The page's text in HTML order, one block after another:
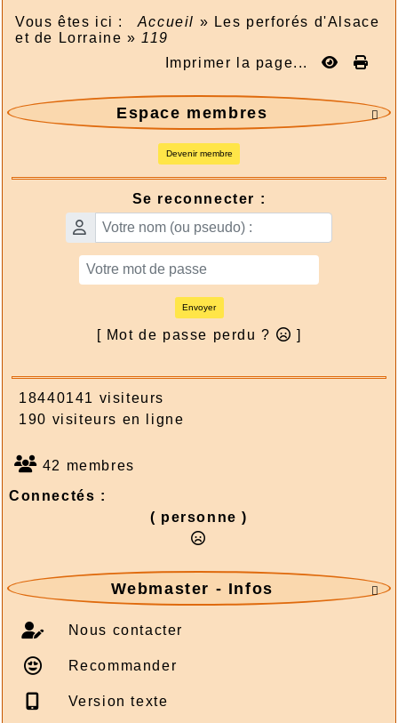
Vous êtes ici : Accueil » Les perforés d'Alsace
et de Lorraine » 119
Imprimer la page...

Espace membres
Devenir membre
Se reconnecter :
Envoyer
[ Mot de passe perdu ? ]
18440141 visiteurs
190 visiteurs en ligne
42 membres
Connectés :
( personne )

Webmaster - Infos
Nous contacter
Recommander
Version texte